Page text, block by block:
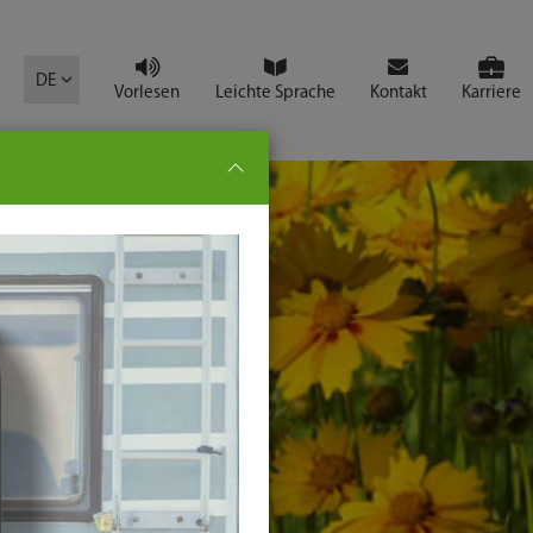
DE
Vorlesen Leichte Sprache Kontakt Karriere